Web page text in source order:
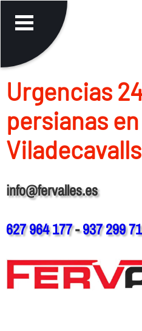
Urgencias
persianas en
Viladecavalls
info@fervalles.es
627 964 177-937 299